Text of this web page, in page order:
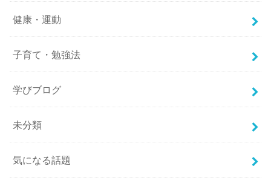
健康・運動
子育て・勉強法
学びブログ
未分類
気になる話題